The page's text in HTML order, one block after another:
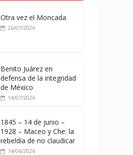
Otra vez el Moncada
26/07/2026
Benito Juárez en
defensa de la integridad
de México
14/07/2026
1845 – 14 de junio –
1928 – Maceo y Che: la
rebeldía de no claudicar
14/06/2026